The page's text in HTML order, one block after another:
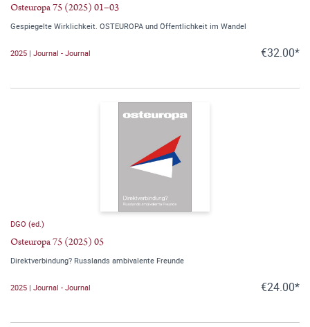
Osteuropa 75 (2025) 01–03
Gespiegelte Wirklichkeit. OSTEUROPA und Öffentlichkeit im Wandel
2025 | Journal - Journal €32.00*
DGO (ed.)
Osteuropa 75 (2025) 05
Direktverbindung? Russlands ambivalente Freunde
2025 | Journal - Journal €24.00*